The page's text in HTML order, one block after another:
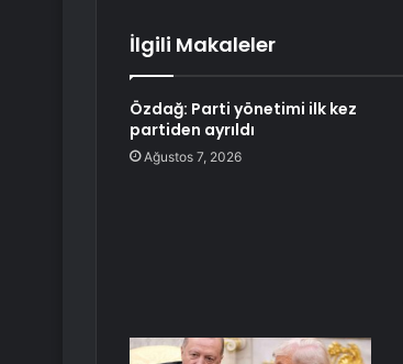
İlgili Makaleler
Özdağ: Parti yönetimi ilk kez
partiden ayrıldı
Ağustos 7, 2026